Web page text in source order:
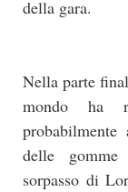
della gara.
Nella parte
mondo ha
probabilmente
delle
sorpasso di